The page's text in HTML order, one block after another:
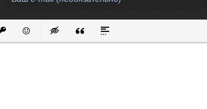
список
ссылкузащищенную ссылку
Вставить смайлик
Вставка скрытого текста
Вставка цитаты
Вставка спойлера